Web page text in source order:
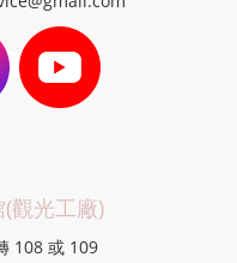
觀光工廠)
108 或 109